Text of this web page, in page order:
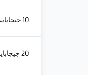
10 جيجابايت
20 جيجابايت